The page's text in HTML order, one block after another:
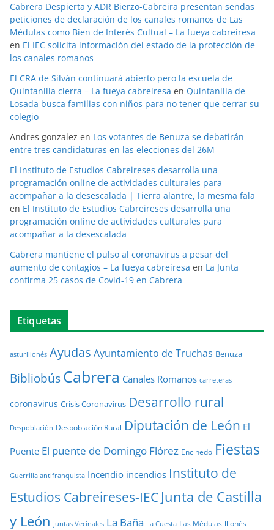
Cabrera Despierta y ADR Bierzo-Cabreira presentan sendas
peticiones de declaración de los canales romanos de Las
Médulas como Bien de Interés Cultual – La fueya cabreiresa
en El IEC solicita información del estado de la protección de
los canales romanos
El CRA de Silván continuará abierto pero la escuela de
Quintanilla cierra – La fueya cabreiresa en Quintanilla de
Losada busca familias con niños para no tener que cerrar su
colegio
Andres gonzalez en Los votantes de Benuza se debatirán
entre tres candidaturas en las elecciones del 26M
El Instituto de Estudios Cabreireses desarrolla una
programación online de actividades culturales para
acompañar a la desescalada | Tierra alantre, la mesma fala
en El Instituto de Estudios Cabreireses desarrolla una
programación online de actividades culturales para
acompañar a la desescalada
Cabrera mantiene el pulso al coronavirus a pesar del
aumento de contagios – La fueya cabreiresa en La Junta
confirma 25 casos de Covid-19 en Cabrera
Etiquetas
asturllionés Ayudas Ayuntamiento de Truchas Benuza
BibliobúsCabrera Canales Romanos carreteras
coronavirus Crisis Coronavirus Desarrollo rural
Despoblación Despoblación Rural Diputación de León El
Puente El puente de Domingo Flórez Encinedo Fiestas
Guerrilla antifranquista Incendio incendios Instituto de
Estudios Cabreireses-IEC Junta de Castilla
y León Juntas Vecinales La Baña La Cuesta Las Médulas llionés